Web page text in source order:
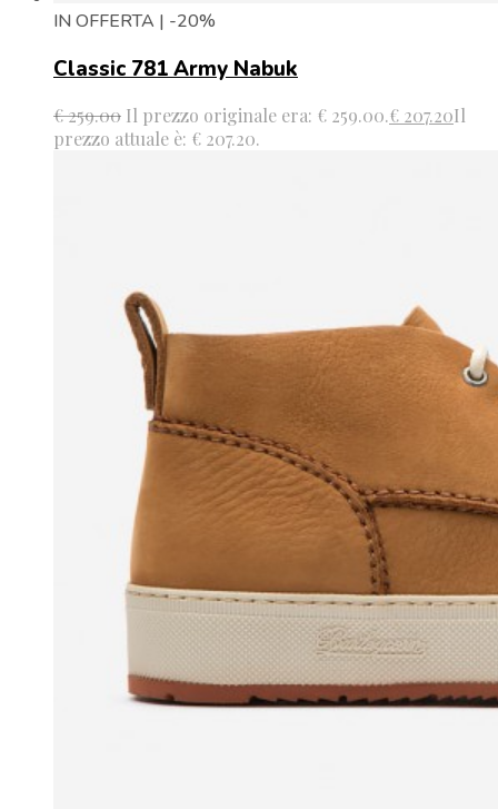
IN OFFERTA | -20%
Classic 781 Army Nabuk
€259.00 Il prezzo originale era: € 259.00.€ 207.20Il
prezzo attuale è: € 207.20.